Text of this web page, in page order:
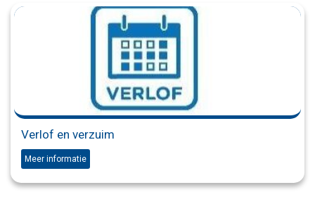
Verlof en verzuim
Meer informatie